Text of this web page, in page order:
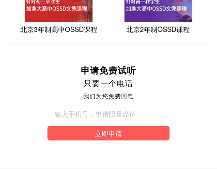
北京3年制高中OSSD课程 北京2年制OSSD课程
申请免费试听
只要一个电话
我们为您免费回电
立即申请